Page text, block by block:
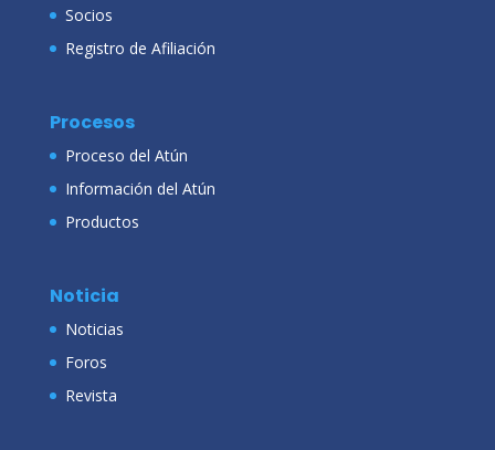
Socios
Registro de Afiliación
Procesos
Proceso del Atún
Información del Atún
Productos
Noticia
Noticias
Foros
Revista